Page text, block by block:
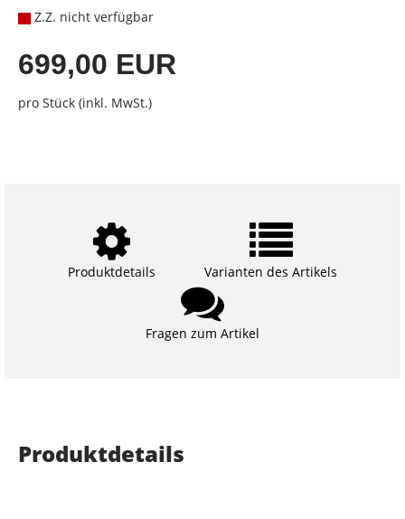
Z.Z. nicht verfügbar
699,00 EUR
pro Stück (inkl. MwSt.)
Produktdetails Varianten des Artikels
Fragen zum Artikel
Produktdetails